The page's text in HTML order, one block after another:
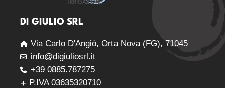
DI GIULIO SRL
Via Carlo D'Angiò, Orta Nova (FG), 71045
info@digiuliosrl.it
+39 0885.787275
P.IVA 03635320710